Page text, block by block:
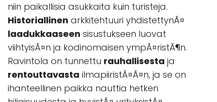
niin paikallisia asukkaita kuin turisteja.
Historiallinen arkkitehtuuri yhdistettynÃ¤
laadukkaaseen sisustukseen luovat
viihtyisÃ¤n ja kodinomaisen ympÃ¤ristÃ¶n.
Ravintola on tunnettu rauhallisesta ja
rentouttavasta ilmapiiristÃ¤Ã¤n, ja se on
ihanteellinen paikka nauttia hetken